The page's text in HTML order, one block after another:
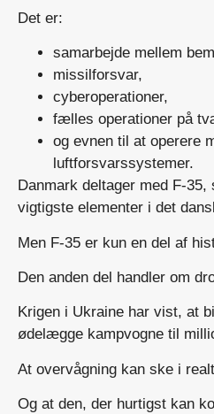
Det er:
samarbejde mellem
missilforsvar,
cyberoperationer,
fælles operationer på
og evnen til at operere
luftforsvarssystemer.
Danmark deltager med F-
vigtigste elementer i det
Men F-35 er kun en del af
Den anden del handler om
Krigen i Ukraine har vist, at
ødelægge kampvogne til
At overvågning kan ske i
Og at den, der hurtigst kan